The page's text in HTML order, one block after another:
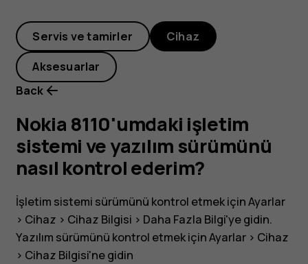
ve
yazılım
sürümünü
nasıl
kontrol
ederim?
Servis ve tamirler Cihaz
Aksesuarlar
Back
Nokia 8110'umdaki işletim
sistemi ve yazılım sürümünü
nasıl kontrol ederim?
İşletim sistemi sürümünü kontrol etmek içinAyarlar
> Cihaz > Cihaz Bilgisi > Daha Fazla Bilgi'ye gidin.
Yazılım sürümünü kontrol etmek içinAyarlar> Cihaz
> Cihaz Bilgisi'ne gidin